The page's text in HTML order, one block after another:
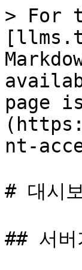
> For
page
nt-
# 대시
## 서버